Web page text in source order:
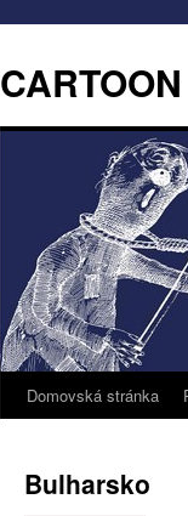
Domovská stránka
Bulharsko